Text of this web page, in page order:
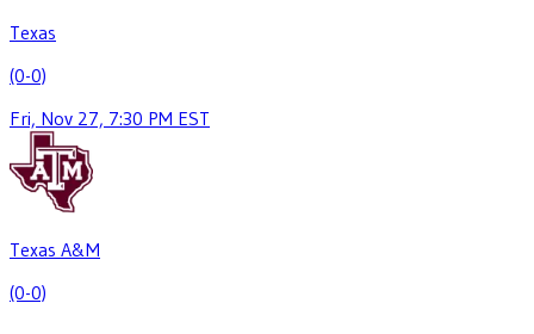
Texas
(0-0)
Fri, Nov 27, 7:30 PM EST
Texas A&M
(0-0)